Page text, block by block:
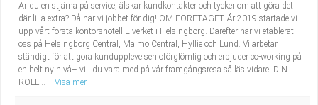
Är du en stjärna på service, älskar kundkontakter och tycker om att göra det
där lilla extra? Då har vi jobbet för dig! OM FÖRETAGET År 2019 startade vi
upp vårt första kontorshotell Elverket i Helsingborg. Därefter har vi etablerat
oss på Helsingborg Central, Malmö Central, Hyllie och Lund. Vi arbetar
ständigt för att göra kundupplevelsen oförglömlig och erbjuder co-working på
en helt ny nivå– vill du vara med på vår framgångsresa så läs vidare. DIN
ROLL...
Visa mer